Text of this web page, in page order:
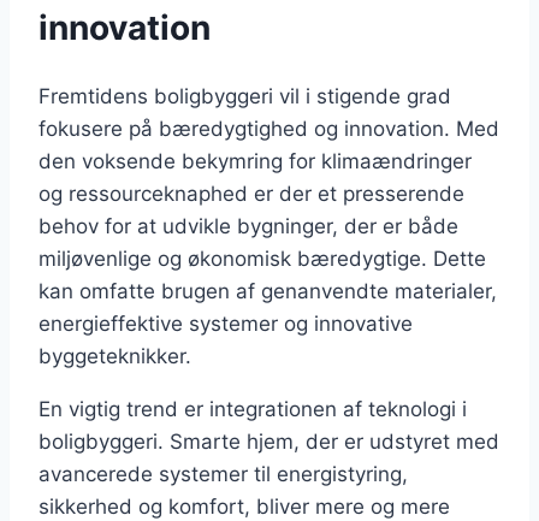
innovation
Fremtidens boligbyggeri vil i stigende grad
fokusere på bæredygtighed og innovation. Med
den voksende bekymring for klimaændringer
og ressourceknaphed er der et presserende
behov for at udvikle bygninger, der er både
miljøvenlige og økonomisk bæredygtige. Dette
kan omfatte brugen af genanvendte materialer,
energieffektive systemer og innovative
byggeteknikker.
En vigtig trend er integrationen af teknologi i
boligbyggeri. Smarte hjem, der er udstyret med
avancerede systemer til energistyring,
sikkerhed og komfort, bliver mere og mere